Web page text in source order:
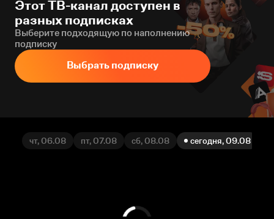
Этот ТВ-канал доступен в
разных подписках
Выберите подходящую по наполнению
подписку
Выбрать подписку
чт, 06.08 пт, 07.08 сб, 08.08 сегодня, 09.08